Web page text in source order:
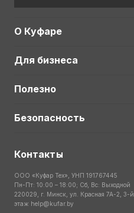
О Куфаре
Для бизнеса
Полезно
Безопасность
Контакты
ООО «Куфар Тех», УНП 191767445
Пн-Пт: 10:00 – 18:00; Сб, Вс: Выходной
220029, г. Минск, ул. Красная 7А-2, 3-й
этаж help@kufar.by